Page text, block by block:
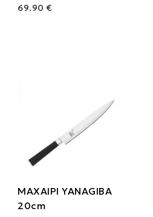
69.90 €
ΜΑΧΑΙΡΙ YANAGIBA
20cm